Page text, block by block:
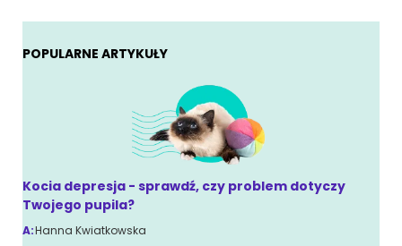
POPULARNE ARTYKUŁY
Kocia depresja - sprawdź, czy problem dotyczy
Twojego pupila?
A:Hanna Kwiatkowska